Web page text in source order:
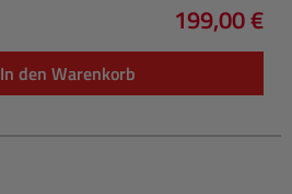
Regulärer
199,00 €
In den Warenkorb